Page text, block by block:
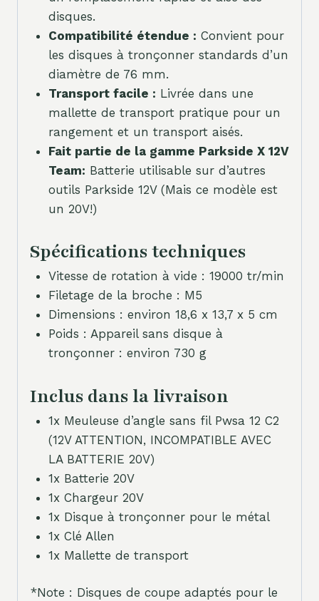
disques.
Compatibilité étendue : Convient pour
les disques à tronçonner standards d’un
diamètre de 76 mm.
Transport facile : Livrée dans une
mallette de transport pratique pour un
rangement et un transport aisés.
Fait partie de la gamme Parkside X 12V
Team: Batterie utilisable sur d’autres
outils Parkside 12V (Mais ce modèle est
un 20V!)
Spécifications techniques
Vitesse de rotation à vide : 19000 tr/min
Filetage de la broche : M5
Dimensions : environ 18,6 x 13,7 x 5 cm
Poids : Appareil sans disque à
tronçonner : environ 730 g
Inclus dans la livraison
1x Meuleuse d’angle sans fil Pwsa 12 C2
(12V ATTENTION, INCOMPATIBLE AVEC
LA BATTERIE 20V)
1x Batterie 20V
1x Chargeur 20V
1x Disque à tronçonner pour le métal
1x Clé Allen
1x Mallette de transport
*Note : Disques de coupe adaptés pour le